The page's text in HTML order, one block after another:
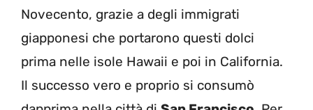
Novecento, grazie a degli immigrati
giapponesi che portarono questi dolci
prima nelle isole Hawaii e poi in California.
Il successo vero e proprio si consumò